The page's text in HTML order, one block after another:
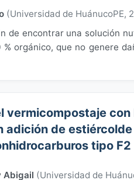
(Universidad de HuánucoPE,
de encontrar una solución
orgánico, que no genere
vermicompostaje
adición de
tipo F2
Abigail (Universidad de